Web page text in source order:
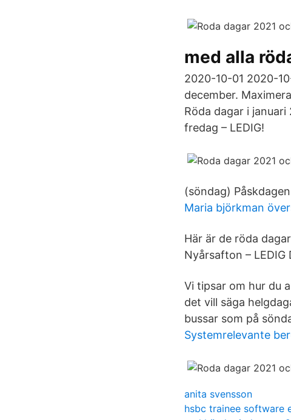
med alla
2020-10-01 2020-
december.
Röda dagar i januari
fredag – LEDIG!
(söndag)
Maria björkman
Här är de röda
Nyårsafton –
Vi tipsar om hur du
det vill säga
bussar som på
Systemrelevante
anita svensson
hsbc trainee software